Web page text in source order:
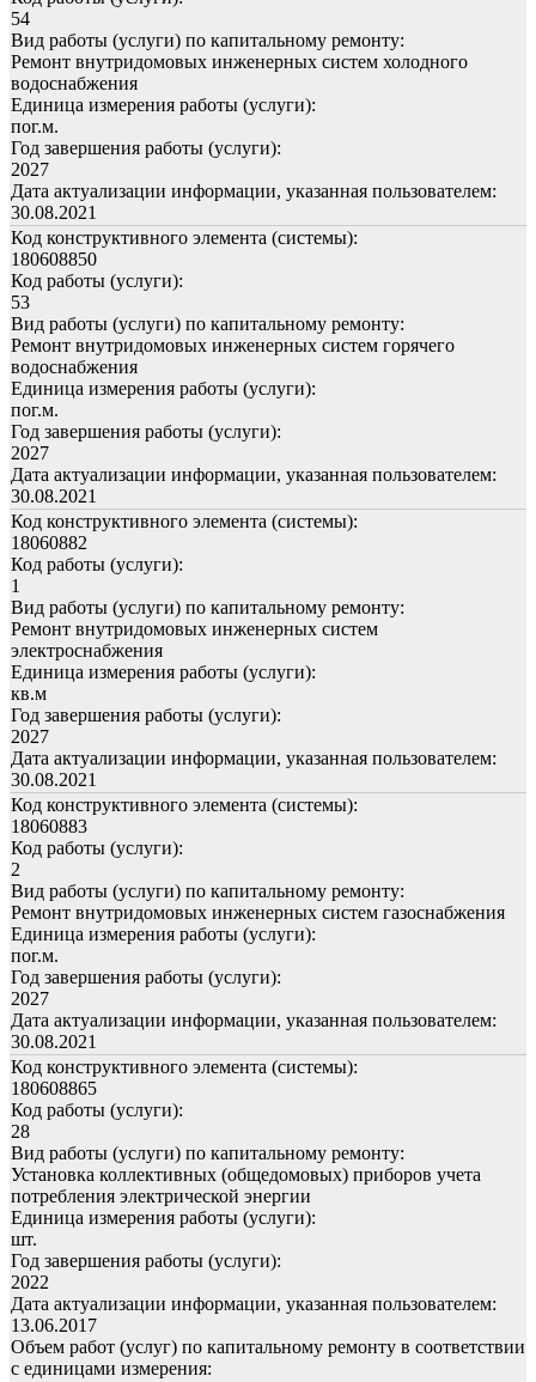
54
Вид работы (услуги) по капитальному ремонту:
Ремонт внутридомовых инженерных систем холодного
водоснабжения
Единица измерения работы (услуги):
пог.м.
Год завершения работы (услуги):
2027
Дата актуализации информации, указанная пользователем:
30.08.2021
Код конструктивного элемента (системы):
180608850
Код работы (услуги):
53
Вид работы (услуги) по капитальному ремонту:
Ремонт внутридомовых инженерных систем горячего
водоснабжения
Единица измерения работы (услуги):
пог.м.
Год завершения работы (услуги):
2027
Дата актуализации информации, указанная пользователем:
30.08.2021
Код конструктивного элемента (системы):
18060882
Код работы (услуги):
1
Вид работы (услуги) по капитальному ремонту:
Ремонт внутридомовых инженерных систем
электроснабжения
Единица измерения работы (услуги):
кв.м
Год завершения работы (услуги):
2027
Дата актуализации информации, указанная пользователем:
30.08.2021
Код конструктивного элемента (системы):
18060883
Код работы (услуги):
2
Вид работы (услуги) по капитальному ремонту:
Ремонт внутридомовых инженерных систем газоснабжения
Единица измерения работы (услуги):
пог.м.
Год завершения работы (услуги):
2027
Дата актуализации информации, указанная пользователем:
30.08.2021
Код конструктивного элемента (системы):
180608865
Код работы (услуги):
28
Вид работы (услуги) по капитальному ремонту:
Установка коллективных (общедомовых) приборов учета
потребления электрической энергии
Единица измерения работы (услуги):
шт.
Год завершения работы (услуги):
2022
Дата актуализации информации, указанная пользователем:
13.06.2017
Объем работ (услуг) по капитальному ремонту в соответствии
с единицами измерения: